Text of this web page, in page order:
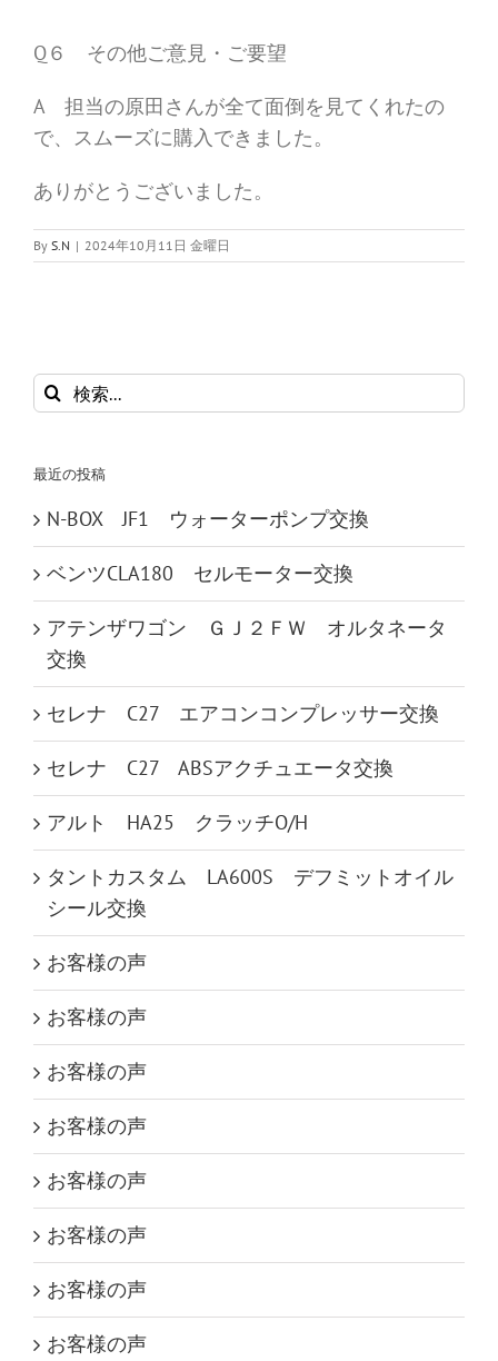
Q６ その他ご意見・ご要望
A 担当の原田さんが全て面倒を見てくれたの
で、スムーズに購入できました。
ありがとうございました。
By S.N | 2024年10月11日 金曜日
検
索
最近の投稿
N-BOX JF1 ウォーターポンプ交換
ベンツCLA180 セルモーター交換
アテンザワゴン ＧＪ２ＦＷ オルタネータ
交換
セレナ C27 エアコンコンプレッサー交換
セレナ C27 ABSアクチュエータ交換
アルト HA25 クラッチO/H
タントカスタム LA600S デフミットオイル
シール交換
お客様の声
お客様の声
お客様の声
お客様の声
お客様の声
お客様の声
お客様の声
お客様の声